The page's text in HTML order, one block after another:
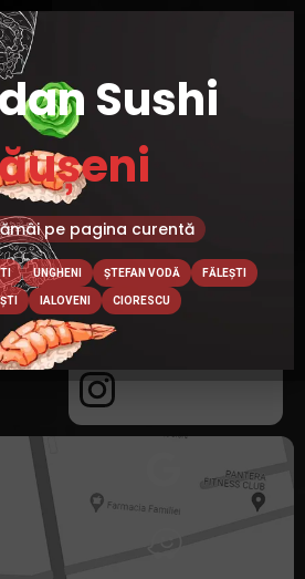
Sushi
pe pagina curentă
UNGHENI ȘTEFAN VODĂ FĂLEȘTI
IALOVENI CIORESCU